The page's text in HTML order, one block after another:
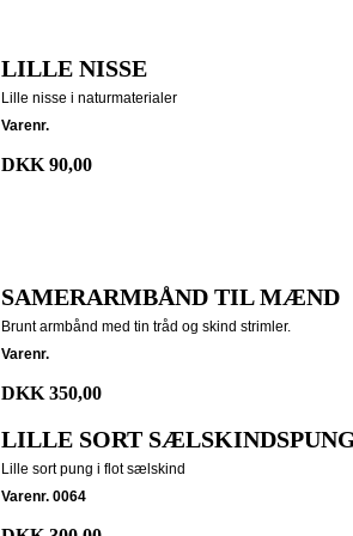
LILLE NISSE
Lille nisse i naturmaterialer
Varenr.
DKK 90,00
SAMERARMBÅND TIL MÆND
Brunt armbånd med tin tråd og skind strimler.
Varenr.
DKK 350,00
LILLE SORT
Lille sort pung i flot sælskind
Varenr. 0064